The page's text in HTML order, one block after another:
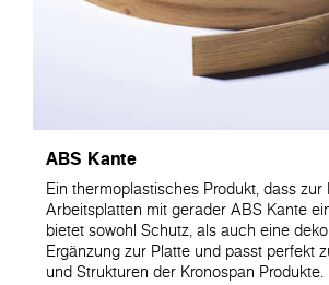
ABS Kante
Ein thermoplastisches Produkt, dass zur
Arbeitsplatten mit gerader ABS Kante
bietet sowohl Schutz, als auch eine
Ergänzung zur Platte und passt perfekt
und Strukturen der Kronospan Produkte.